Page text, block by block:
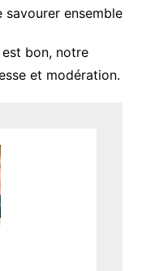
ensemble
est bon, notre
et modération.